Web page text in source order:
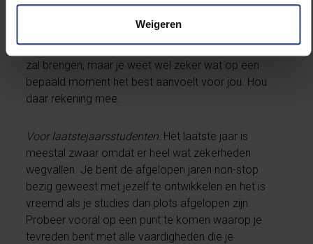
Weigeren
jaar naar wat je op dat moment het best lijkt om te
doen. Je kan er nooit zeker van zijn wat de toekomst
zal brengen, maar je weet wel zeker wat op een
bepaald moment het best aanvoelt voor jou. Hou
daar rekening mee.
Voor laatstejaarsstudenten:Het laatste jaar is
meestal zwaar omdat er heel wat zekerheden
wegvallen. Je bent de afgelopen jaren non-stop
bezig geweest met jezelf te ontwikkelen en het is
vreemd als je studies dan plots afgelopen zijn.
Probeer vooral op een punt te komen waarop je
tevreden bent met alle vaardigheden die je